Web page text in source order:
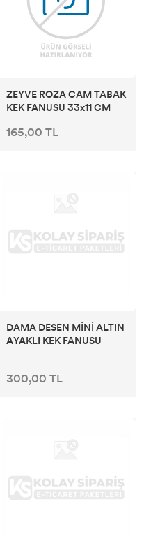
ZEYVE ROZA CAM TABAK
KEK FANUSU 33x11 CM
165,00 TL
DAMA DESEN MİNİ ALTIN
AYAKLI KEK FANUSU
300,00 TL